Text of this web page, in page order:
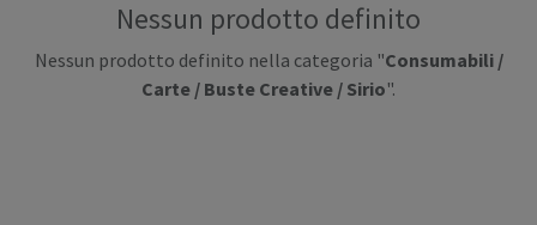
Nessun prodotto definito
Nessun prodotto definito nella categoria "Consumabili /
Carte / Buste Creative / Sirio".